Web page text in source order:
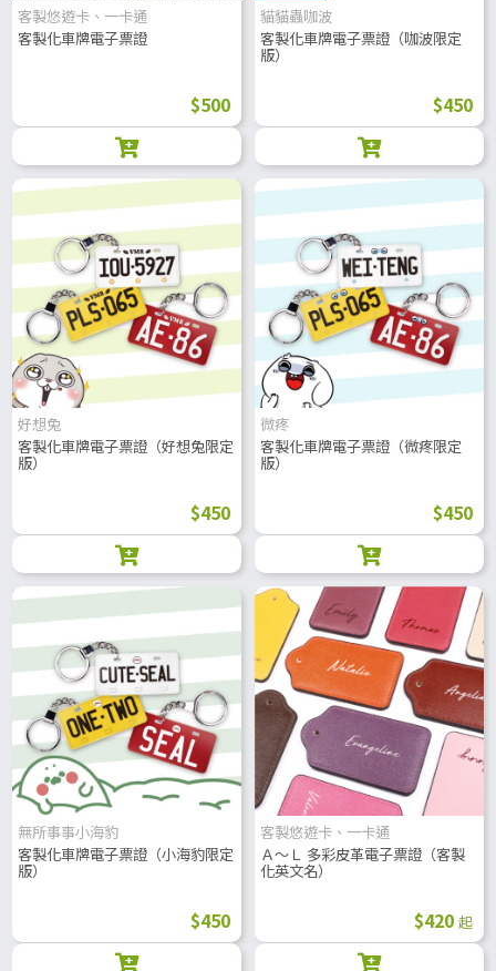
客製悠遊卡、一卡通
客製化車牌電子票證
$500
貓貓蟲咖波
客製化車牌電子票證（咖波限定
版）
$450
好想兔
客製化車牌電子票證（好想兔限定
版）
$450
微疼
客製化車牌電子票證（微疼限定
版）
$450
無所事事小海豹
客製化車牌電子票證（小海豹限定
版）
$450
客製悠遊卡、一卡通
Ａ～Ｌ 多彩皮革電子票證（客製
化英文名）
$420 起